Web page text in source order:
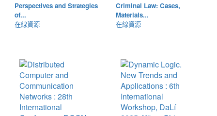
Perspectives and Strategies
of...
在線資源
Criminal Law: Cases,
Materials...
在線資源